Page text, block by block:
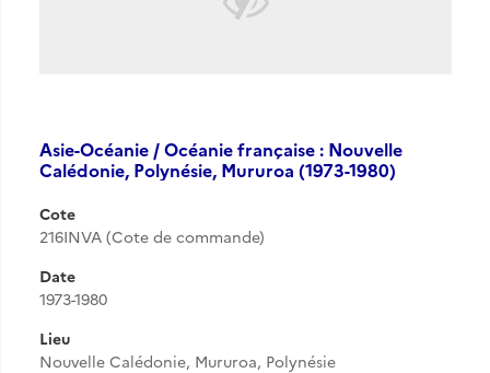
Asie-Océanie / Océanie française : Nouvelle
Calédonie, Polynésie, Mururoa (1973-1980)
Cote
216INVA (Cote de commande)
Date
1973-1980
Lieu
Nouvelle Calédonie, Mururoa, Polynésie